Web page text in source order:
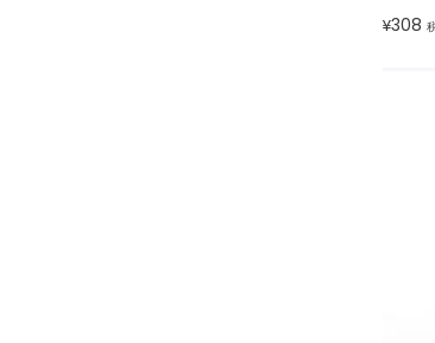
¥308